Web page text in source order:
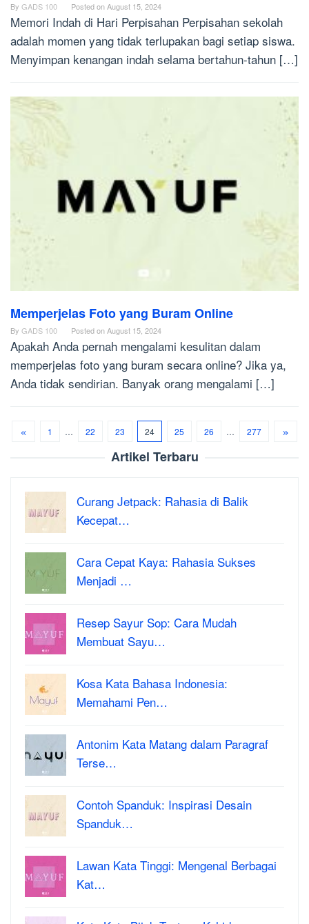
By GADS 100 Posted onAugust 15, 2024
Memori Indah di Hari Perpisahan Perpisahan sekolah
adalah momen yang tidak terlupakan bagi setiap siswa.
Menyimpan kenangan indah selama bertahun-tahun […]
Memperjelas Foto yang Buram Online
By GADS 100 Posted onAugust 15, 2024
Apakah Anda pernah mengalami kesulitan dalam
memperjelas foto yang buram secara online? Jika ya,
Anda tidak sendirian. Banyak orang mengalami […]
1 … 22 23 24 25 26 … 277
Artikel Terbaru
Curang Jetpack: Rahasia di Balik
Kecepat…
Cara Cepat Kaya: Rahasia Sukses
Menjadi …
Resep Sayur Sop: Cara Mudah
Membuat Sayu…
Kosa Kata Bahasa Indonesia:
Memahami Pen…
Antonim Kata Matang dalam Paragraf
Terse…
Contoh Spanduk: Inspirasi Desain
Spanduk…
Lawan Kata Tinggi: Mengenal Berbagai
Kat…